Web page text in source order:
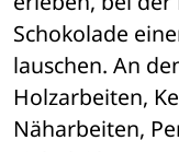
Schokolade
lauschen. An
Holzarbeiten,
Näharbeiten,